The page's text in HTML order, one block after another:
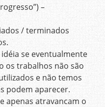
–
/ terminados
se eventualmente
os trabalhos não são
e não temos
podem aparecer.
apenas atravancam o